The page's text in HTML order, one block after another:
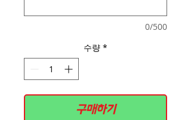
0/500
수량 *
구매하기